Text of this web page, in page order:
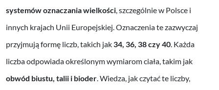
systemów oznaczania wielkości, szczególnie w Polsce i
innych krajach Unii Europejskiej. Oznaczenia te zazwyczaj
przyjmują formę liczb, takich jak 34, 36, 38 czy 40. Każda
liczba odpowiada określonym wymiarom ciała, takim jak
obwód biustu, talii i bioder. Wiedza, jak czytać te liczby,